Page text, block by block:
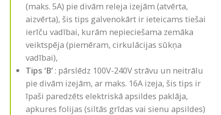
(maks. 5A) pie divām releja izejām (atvērta,
aizvērta), šis tips galvenokārt ir ieteicams tiešai
ierīču vadībai, kurām nepieciešama zemāka
veiktspēja (piemēram, cirkulācijas sūkņa
vadībai),
Tips ‘B’: pārslēdz 100V-240V strāvu un neitrālu
pie divām izejām, ar maks. 16A izeja, šis tips ir
īpaši paredzēts elektriskā apsildes paklāja,
apkures folijas (siltās grīdas vai sienu apsildes)